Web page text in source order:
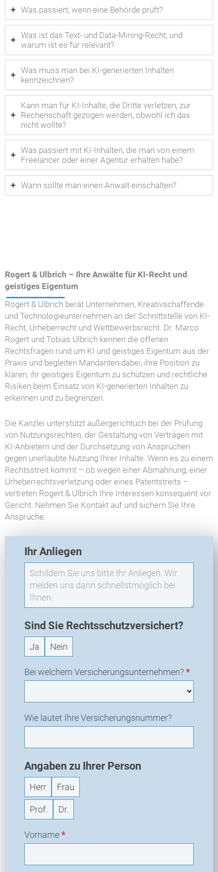
Was passiert, wenn eine Behörde prüft?
Was ist das Text- und Data-Mining-Recht, und
warum ist es für relevant?
Was muss man bei KI-generierten Inhalten
kennzeichnen?
Kann man für KI-Inhalte, die Dritte verletzen, zur
Rechenschaft gezogen werden, obwohl ich das
nicht wollte?
Was passiert mit KI-Inhalten, die man von einem
Freelancer oder einer Agentur erhalten habe?
Wann sollte man einen Anwalt einschalten?
Rogert & Ulbrich – Ihre Anwälte für KI-Recht und
geistiges Eigentum
Rogert & Ulbrich berät Unternehmen, Kreativschaffende
und Technologieunternehmen an der Schnittstelle von KI-
Recht, Urheberrecht und Wettbewerbsrecht. Dr. Marco
Rogert und Tobias Ulbrich kennen die offenen
Rechtsfragen rund um KI und geistiges Eigentum aus der
Praxis und begleiten Mandanten dabei, ihre Position zu
klären, ihr geistiges Eigentum zu schützen und rechtliche
Risiken beim Einsatz von KI-generierten Inhalten zu
erkennen und zu begrenzen.
Die Kanzlei unterstützt außergerichtüch bei der Prüfung
von Nutzungsrechten, der Gestaltung von Verträgen mit
KI-Anbietern und der Durchsetzung von Ansprüchen
gegen unerlaubte Nutzung Ihrer Inhalte. Wenn es zu einem
Rechtsstreit kommt – ob wegen einer Abmahnung, einer
Urheberrechtsverletzung oder eines Patentstreits –
vertreten Rogert & Ulbrich Ihre Interessen konsequent vor
Gericht. Nehmen Sie Kontakt auf und sichern Sie Ihre
Ansprüche.
X
O
a
n
r
a
g
Ihr Anliegen
Sind Sie Rechtsschutzversichert?
Ja Nein
Bei welchem Versicherungsunternehmen?*
Wie lautet Ihre Versicherungsnummer?
Angaben zu Ihrer Person
Herr Frau
Prof. Dr.
Vorname*